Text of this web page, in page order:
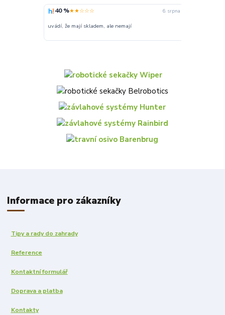
40 %★★☆☆☆ 6. srpna
uvádí, že mají skladem, ale nemají
Informace pro zákazníky
Tipy a rady do zahrady
Reference
Kontaktní formulář
Doprava a platba
Kontakty